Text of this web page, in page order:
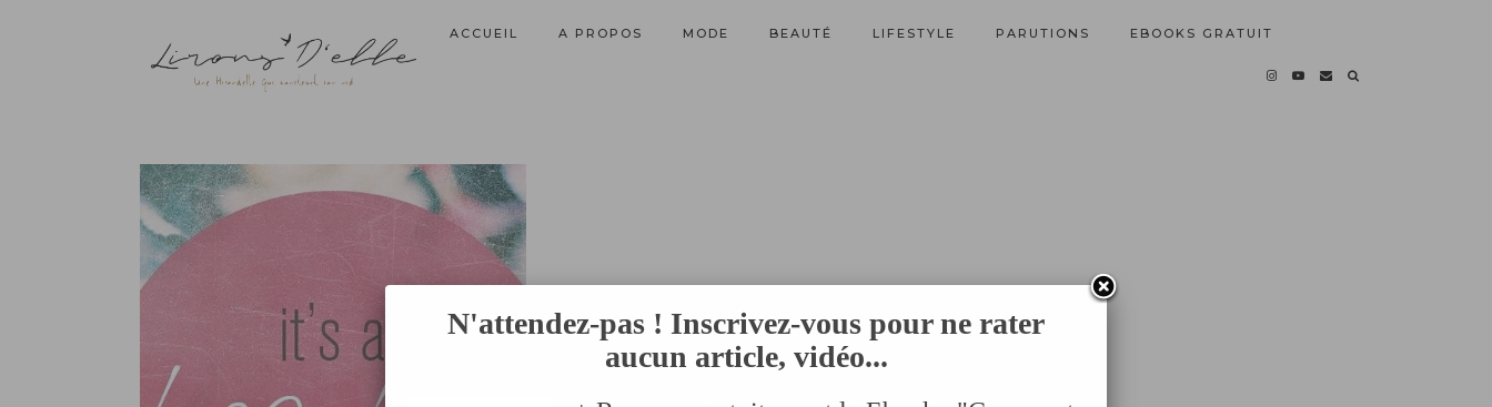
ACCUEIL A PROPOS MODE BEAUTÉ LIFESTYLE PARUTIONS EBOOKS GRATUIT
N'attendez-pas ! Inscrivez-vous pour ne rater
aucun article, vidéo...